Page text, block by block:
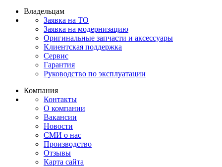
Владельцам
Заявка на ТО
Заявка на модернизацию
Оригинальные запчасти и аксессуары
Клиентская поддержка
Сервис
Гарантия
Руководство по эксплуатации
Компания
Контакты
О компании
Вакансии
Новости
СМИ о нас
Производство
Отзывы
Карта сайта